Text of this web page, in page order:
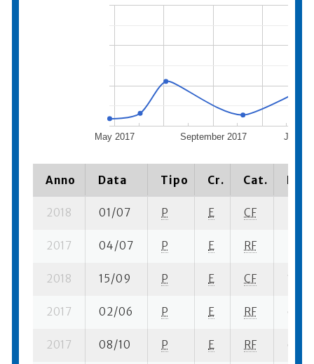
May 2017 September 2017
Anno Data Tipo Cr. Cat.
2018 01/07 P E CF
2017 04/07 P E RF
2018 15/09 P E CF 10
2017 02/06 P E RF 6 se-
2017 08/10 P E RF 6 se-